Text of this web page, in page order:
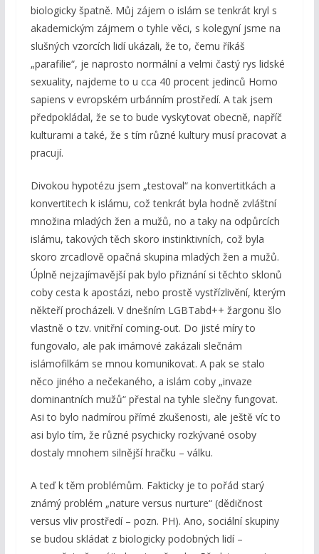
biologicky špatně. Můj zájem o islám se tenkrát kryl s
akademickým zájmem o tyhle věci, s kolegyní jsme na
slušných vzorcích lidí ukázali, že to, čemu říkáš
„parafilie“, je naprosto normální a velmi častý rys lidské
sexuality, najdeme to u cca 40 procent jedinců Homo
sapiens v evropském urbánním prostředí. A tak jsem
předpokládal, že se to bude vyskytovat obecně, napříč
kulturami a také, že s tím různé kultury musí pracovat a
pracují.
Divokou hypotézu jsem „testoval“ na konvertitkách a
konvertitech k islámu, což tenkrát byla hodně zvláštní
množina mladých žen a mužů, no a taky na odpůrcích
islámu, takových těch skoro instinktivních, což byla
skoro zrcadlově opačná skupina mladých žen a mužů.
Úplně nejzajímavější pak bylo přiznání si těchto sklonů
coby cesta k apostázi, nebo prostě vystřízlivění, kterým
někteří procházeli. V dnešním LGBTabd++ žargonu šlo
vlastně o tzv. vnitřní coming-out. Do jisté míry to
fungovalo, ale pak imámové zakázali slečnám
islámofilkám se mnou komunikovat. A pak se stalo
něco jiného a nečekaného, a islám coby „invaze
dominantních mužů“ přestal na tyhle slečny fungovat.
Asi to bylo nadmírou přímé zkušenosti, ale ještě víc to
asi bylo tím, že různé psychicky rozkývané osoby
dostaly mnohem silnější hračku – válku.
A teď k těm problémům. Fakticky je to pořád starý
známý problém „nature versus nurture“ (dědičnost
versus vliv prostředí – pozn. PH). Ano, sociální skupiny
se budou skládat z biologicky podobných lidí –